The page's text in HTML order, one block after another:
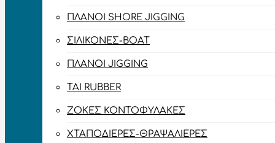
ΠΛΆΝΟΙ SHORE JIGGING
ΣΙΛΙΚΌΝΕΣ-BOAT
ΠΛΆΝΟΙ JIGGING
TAI RUBBER
ΖΌΚΕΣ ΚΟΝΤΟΦΎΛΑΚΕΣ
ΧΤΑΠΟΔΙΈΡΕΣ-ΘΡΑΨΑΛΙΈΡΕΣ